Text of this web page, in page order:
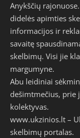
Anykščių
didelės apimties
informacijos ir
savaitę
skelbimų. Visi jie
margumyne.
Abu leidiniai
dešimtmečius, prie
kolektyvas.
www.ukzinios.lt –
skelbimų portalas.